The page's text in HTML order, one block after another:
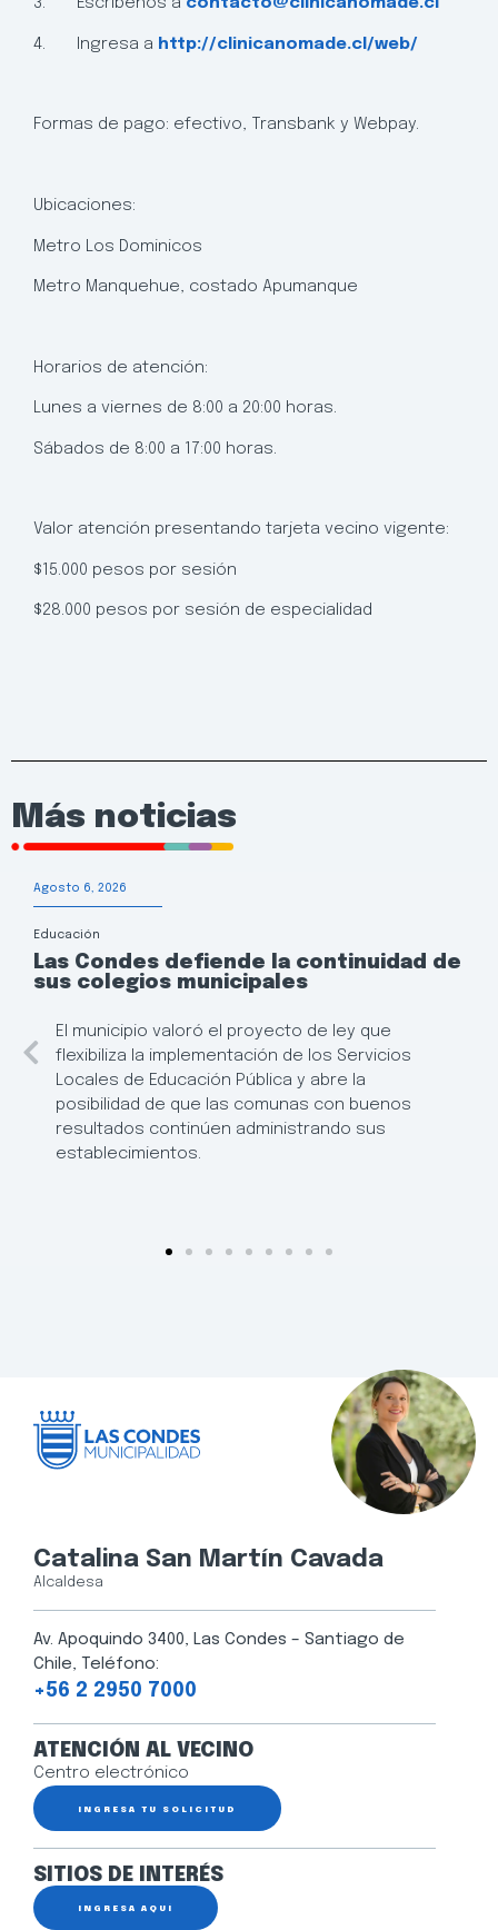
3. Escríbenos a contacto@clinicanomade.cl
4. Ingresa a http://clinicanomade.cl/web/
Formas de pago: efectivo, Transbank y Webpay.
Ubicaciones:
Metro Los Dominicos
Metro Manquehue, costado Apumanque
Horarios de atención:
Lunes a viernes de 8:00 a 20:00 horas.
Sábados de 8:00 a 17:00 horas.
Valor atención presentando tarjeta vecino vigente:
$15.000 pesos por sesión
$28.000 pesos por sesión de especialidad
Más noticias
Agosto 6, 2026
Educación
Las Condes defiende la continuidad de
sus colegios municipales
El municipio valoró el proyecto de ley que
flexibiliza la implementación de los Servicios
Locales de Educación Pública y abre la
posibilidad de que las comunas con buenos
resultados continúen administrando sus
establecimientos.
Catalina San Martín Cavada
Alcaldesa
Av. Apoquindo 3400, Las Condes – Santiago de
Chile, Teléfono:
+56 2 2950 7000
ATENCIÓN AL VECINO
Centro electrónico
INGRESA TU SOLICITUD
SITIOS DE INTERÉS
INGRESA AQUÍ